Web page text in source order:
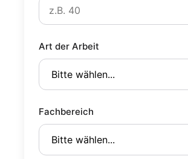
Art der Arbeit
Fachbereich